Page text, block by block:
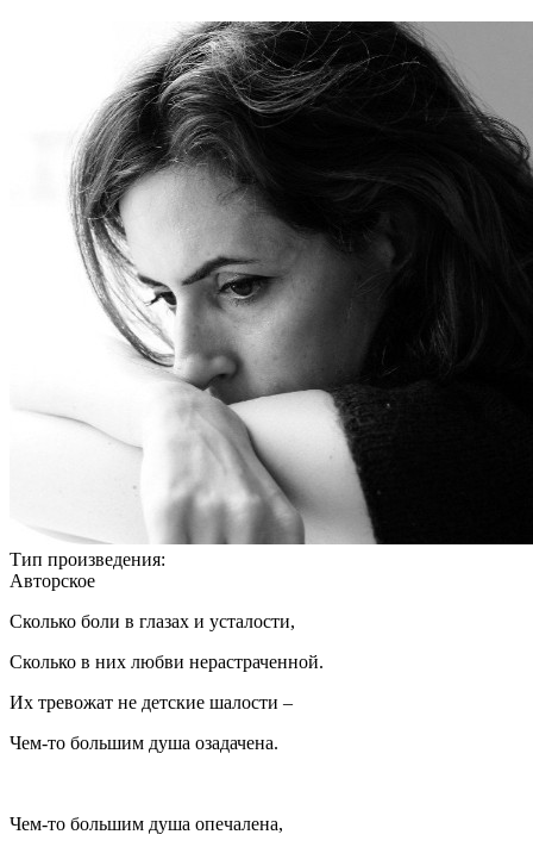
Тип произведения:
Авторское
Сколько боли в глазах и усталости,
Сколько в них любви нерастраченной.
Их тревожат не детские шалости –
Чем-то большим душа озадачена.
Чем-то большим душа опечалена,